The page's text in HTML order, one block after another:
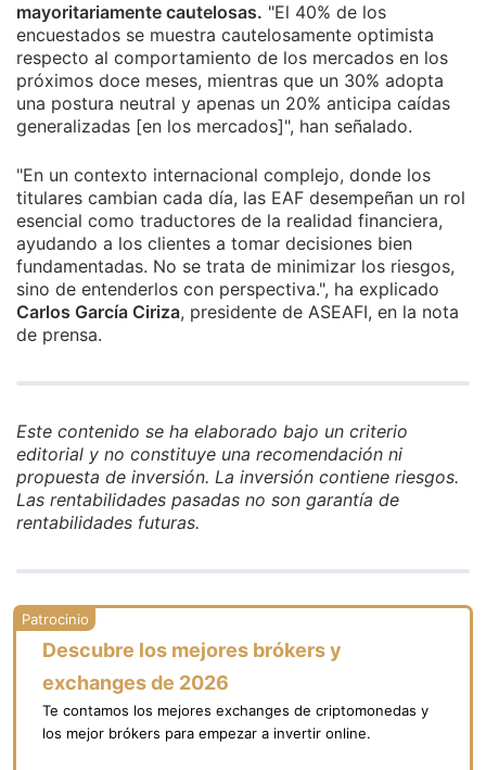
mayoritariamente cautelosas. "El 40% de los
encuestados se muestra cautelosamente optimista
respecto al comportamiento de los mercados en los
próximos doce meses, mientras que un 30% adopta
una postura neutral y apenas un 20% anticipa caídas
generalizadas [en los mercados]", han señalado.
"En un contexto internacional complejo, donde los
titulares cambian cada día, las EAF desempeñan un rol
esencial como traductores de la realidad financiera,
ayudando a los clientes a tomar decisiones bien
fundamentadas. No se trata de minimizar los riesgos,
sino de entenderlos con perspectiva.", ha explicado
Carlos García Ciriza, presidente de ASEAFI, en la nota
de prensa.
Este contenido se ha elaborado bajo un criterio
editorial y no constituye una recomendación ni
propuesta de inversión. La inversión contiene riesgos.
Las rentabilidades pasadas no son garantía de
rentabilidades futuras.
Descubre los mejores brókers y
exchanges de 2026
Te contamos los mejores exchanges de criptomonedas y
los mejor brókers para empezar a invertir online.